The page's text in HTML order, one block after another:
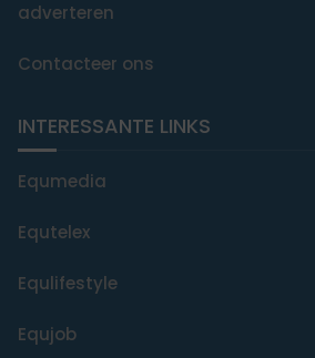
adverteren
Contacteer ons
INTERESSANTE LINKS
Equmedia
Equtelex
Equlifestyle
Equjob